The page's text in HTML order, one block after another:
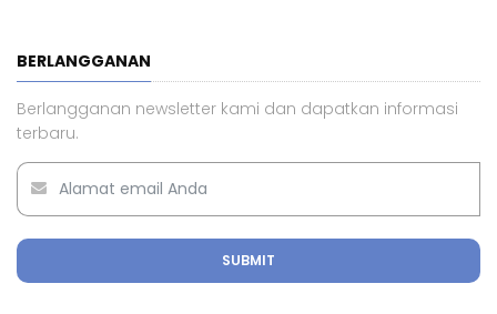
BERLANGGANAN
Berlangganan newsletter kami dan dapatkan informasi
terbaru.
SUBMIT